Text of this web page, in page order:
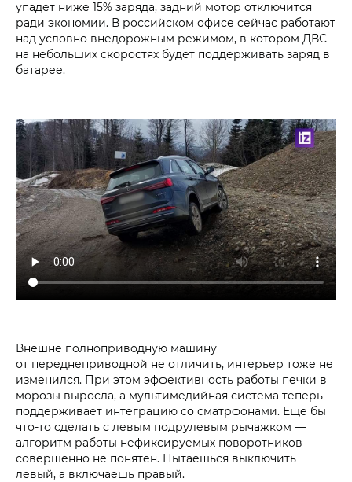
упадет ниже 15% заряда, задний мотор отключится
ради экономии. В российском офисе сейчас работают
над условно внедорожным режимом, в котором ДВС
на небольших скоростях будет поддерживать заряд в
батарее.
Внешне полноприводную машину
от переднеприводной не отличить, интерьер тоже не
изменился. При этом эффективность работы печки в
морозы выросла, а мультимедийная система теперь
поддерживает интеграцию со сматрфонами. Еще бы
что-то сделать с левым подрулевым рычажком —
алгоритм работы нефиксируемых поворотников
совершенно не понятен. Пытаешься выключить
левый, а включаешь правый.